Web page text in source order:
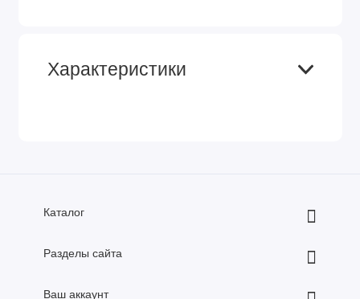
Характеристики
Каталог
Разделы сайта
Ваш аккаунт